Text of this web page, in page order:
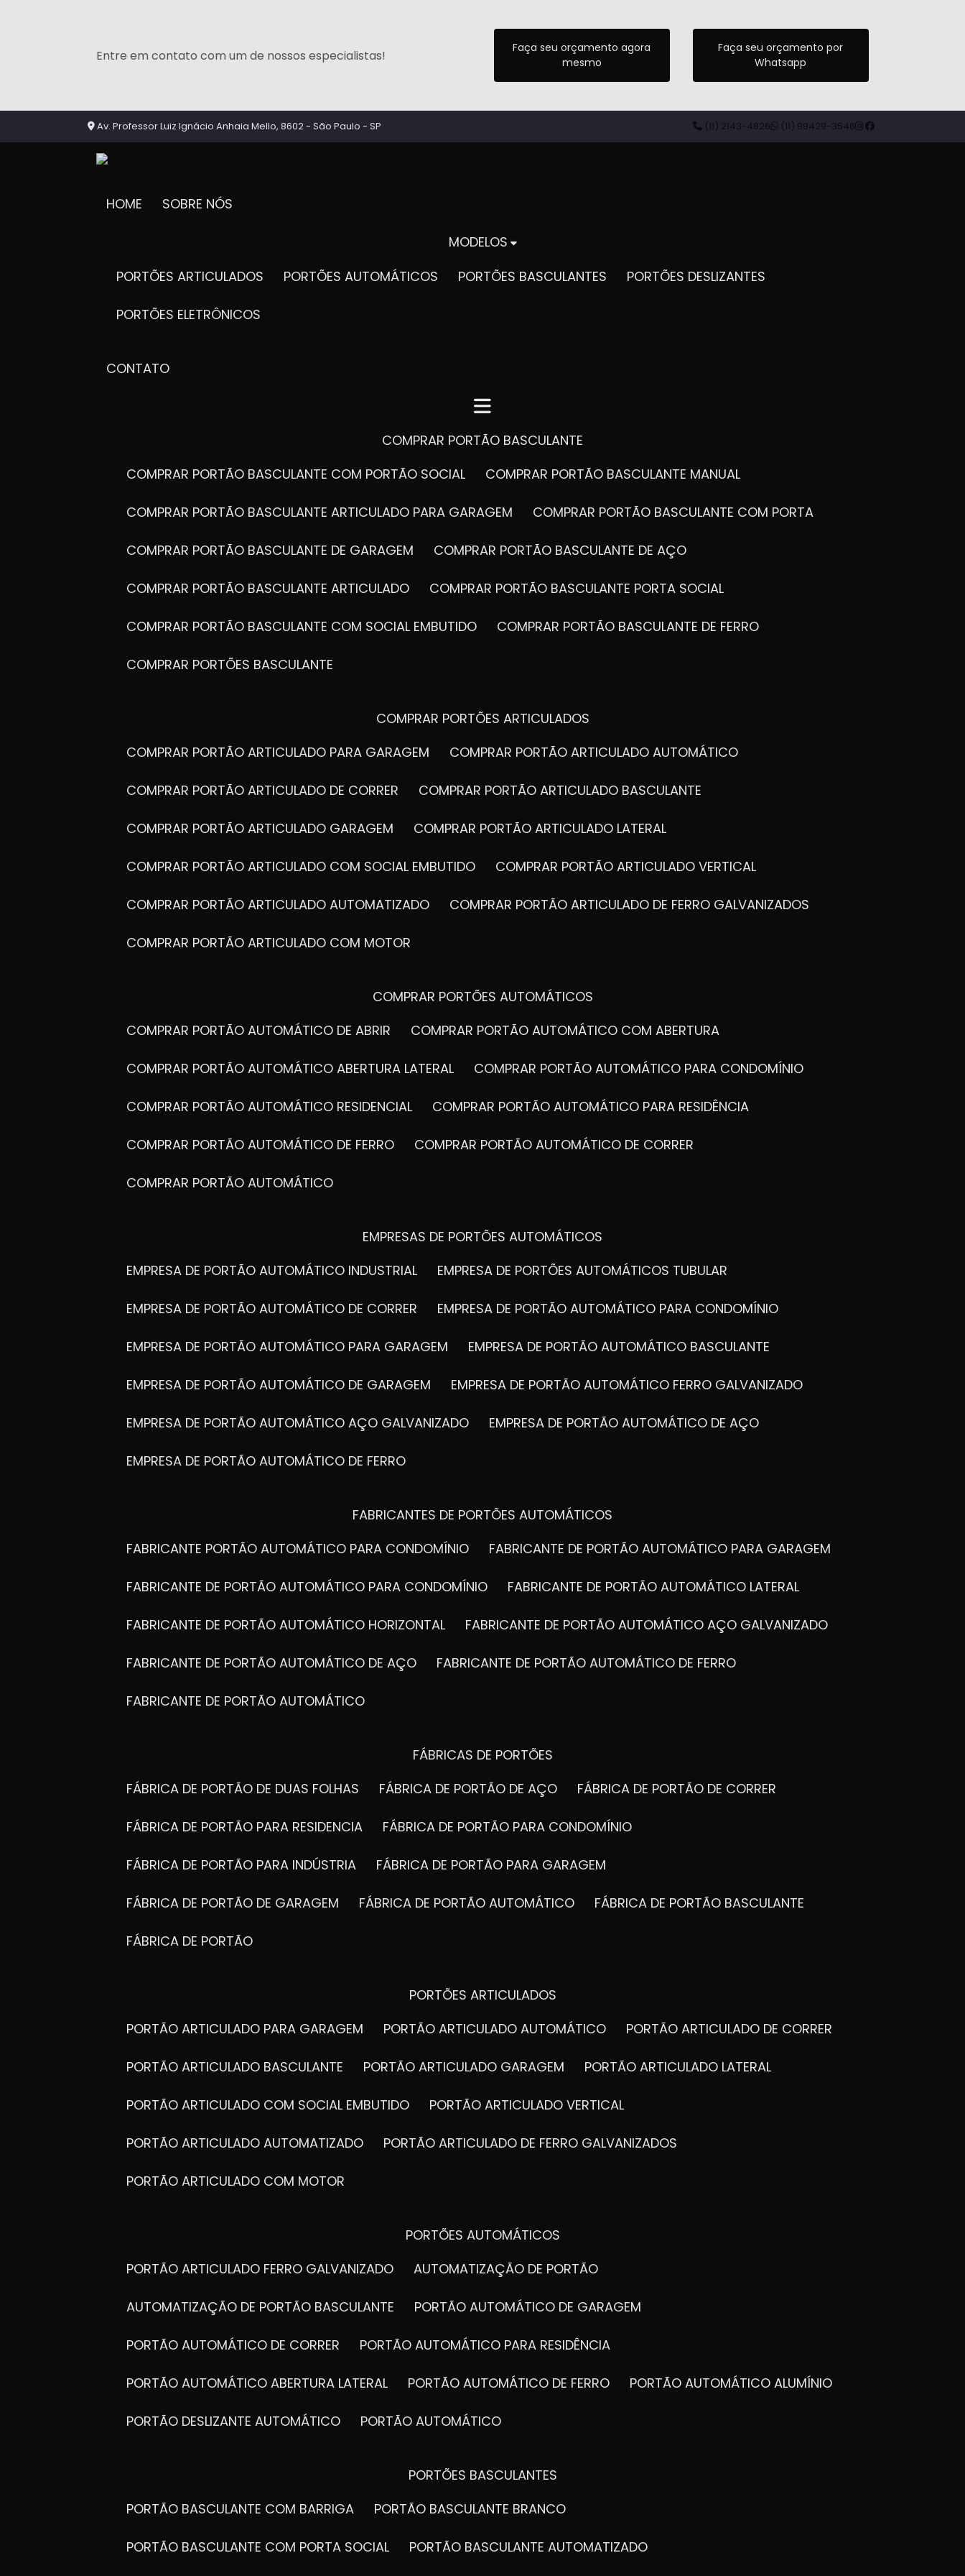
Entre em contato com um de nossos especialistas!
Faça seu orçamento agora
mesmo
Faça seu orçamento por
Whatsapp
Av. Professor Luiz Ignácio Anhaia Mello, 8602 - São Paulo - SP (11) 2143-4826 (11) 99429-3546
HOME SOBRE NÓS
MODELOS
PORTÕES ARTICULADOS
PORTÕES AUTOMÁTICOS PORTÕES BASCULANTES PORTÕES DESLIZANTES
PORTÕES ELETRÔNICOS
CONTATO
COMPRAR PORTÃO BASCULANTE
COMPRAR PORTÃO BASCULANTE COM PORTÃO SOCIAL
COMPRAR PORTÃO BASCULANTE MANUAL
COMPRAR PORTÃO BASCULANTE ARTICULADO PARA GARAGEM COMPRAR PORTÃO BASCULANTE COM PORTA
COMPRAR PORTÃO BASCULANTE DE GARAGEM COMPRAR PORTÃO BASCULANTE DE AÇO
COMPRAR PORTÃO BASCULANTE ARTICULADO COMPRAR PORTÃO BASCULANTE PORTA SOCIAL
COMPRAR PORTÃO BASCULANTE COM SOCIAL EMBUTIDO COMPRAR PORTÃO BASCULANTE DE FERRO
COMPRAR PORTÕES BASCULANTE
COMPRAR PORTÕES ARTICULADOS
COMPRAR PORTÃO ARTICULADO PARA GARAGEM
COMPRAR PORTÃO ARTICULADO AUTOMÁTICO
COMPRAR PORTÃO ARTICULADO DE CORRER COMPRAR PORTÃO ARTICULADO BASCULANTE
COMPRAR PORTÃO ARTICULADO GARAGEM COMPRAR PORTÃO ARTICULADO LATERAL
COMPRAR PORTÃO ARTICULADO COM SOCIAL EMBUTIDO COMPRAR PORTÃO ARTICULADO VERTICAL
COMPRAR PORTÃO ARTICULADO AUTOMATIZADO COMPRAR PORTÃO ARTICULADO DE FERRO GALVANIZADOS
COMPRAR PORTÃO ARTICULADO COM MOTOR
COMPRAR PORTÕES AUTOMÁTICOS
COMPRAR PORTÃO AUTOMÁTICO DE ABRIR
COMPRAR PORTÃO AUTOMÁTICO COM ABERTURA
COMPRAR PORTÃO AUTOMÁTICO ABERTURA LATERAL COMPRAR PORTÃO AUTOMÁTICO PARA CONDOMÍNIO
COMPRAR PORTÃO AUTOMÁTICO RESIDENCIAL COMPRAR PORTÃO AUTOMÁTICO PARA RESIDÊNCIA
COMPRAR PORTÃO AUTOMÁTICO DE FERRO COMPRAR PORTÃO AUTOMÁTICO DE CORRER
COMPRAR PORTÃO AUTOMÁTICO
EMPRESAS DE PORTÕES AUTOMÁTICOS
EMPRESA DE PORTÃO AUTOMÁTICO INDUSTRIAL
EMPRESA DE PORTÕES AUTOMÁTICOS TUBULAR
EMPRESA DE PORTÃO AUTOMÁTICO DE CORRER EMPRESA DE PORTÃO AUTOMÁTICO PARA CONDOMÍNIO
EMPRESA DE PORTÃO AUTOMÁTICO PARA GARAGEM EMPRESA DE PORTÃO AUTOMÁTICO BASCULANTE
EMPRESA DE PORTÃO AUTOMÁTICO DE GARAGEM EMPRESA DE PORTÃO AUTOMÁTICO FERRO GALVANIZADO
EMPRESA DE PORTÃO AUTOMÁTICO AÇO GALVANIZADO EMPRESA DE PORTÃO AUTOMÁTICO DE AÇO
EMPRESA DE PORTÃO AUTOMÁTICO DE FERRO
FABRICANTES DE PORTÕES AUTOMÁTICOS
FABRICANTE PORTÃO AUTOMÁTICO PARA CONDOMÍNIO
FABRICANTE DE PORTÃO AUTOMÁTICO PARA GARAGEM
FABRICANTE DE PORTÃO AUTOMÁTICO PARA CONDOMÍNIO FABRICANTE DE PORTÃO AUTOMÁTICO LATERAL
FABRICANTE DE PORTÃO AUTOMÁTICO HORIZONTAL FABRICANTE DE PORTÃO AUTOMÁTICO AÇO GALVANIZADO
FABRICANTE DE PORTÃO AUTOMÁTICO DE AÇO FABRICANTE DE PORTÃO AUTOMÁTICO DE FERRO
FABRICANTE DE PORTÃO AUTOMÁTICO
FÁBRICAS DE PORTÕES
FÁBRICA DE PORTÃO DE DUAS FOLHAS
FÁBRICA DE PORTÃO DE AÇO FÁBRICA DE PORTÃO DE CORRER
FÁBRICA DE PORTÃO PARA RESIDENCIA FÁBRICA DE PORTÃO PARA CONDOMÍNIO
FÁBRICA DE PORTÃO PARA INDÚSTRIA FÁBRICA DE PORTÃO PARA GARAGEM
FÁBRICA DE PORTÃO DE GARAGEM FÁBRICA DE PORTÃO AUTOMÁTICO FÁBRICA DE PORTÃO BASCULANTE
FÁBRICA DE PORTÃO
PORTÕES ARTICULADOS
PORTÃO ARTICULADO PARA GARAGEM
PORTÃO ARTICULADO AUTOMÁTICO PORTÃO ARTICULADO DE CORRER
PORTÃO ARTICULADO BASCULANTE PORTÃO ARTICULADO GARAGEM PORTÃO ARTICULADO LATERAL
PORTÃO ARTICULADO COM SOCIAL EMBUTIDO PORTÃO ARTICULADO VERTICAL
PORTÃO ARTICULADO AUTOMATIZADO PORTÃO ARTICULADO DE FERRO GALVANIZADOS
PORTÃO ARTICULADO COM MOTOR
PORTÕES AUTOMÁTICOS
PORTÃO ARTICULADO FERRO GALVANIZADO
AUTOMATIZAÇÃO DE PORTÃO
AUTOMATIZAÇÃO DE PORTÃO BASCULANTE PORTÃO AUTOMÁTICO DE GARAGEM
PORTÃO AUTOMÁTICO DE CORRER PORTÃO AUTOMÁTICO PARA RESIDÊNCIA
PORTÃO AUTOMÁTICO ABERTURA LATERAL PORTÃO AUTOMÁTICO DE FERRO PORTÃO AUTOMÁTICO ALUMÍNIO
PORTÃO DESLIZANTE AUTOMÁTICO PORTÃO AUTOMÁTICO
PORTÕES BASCULANTES
PORTÃO BASCULANTE COM BARRIGA
PORTÃO BASCULANTE BRANCO
PORTÃO BASCULANTE COM PORTA SOCIAL PORTÃO BASCULANTE AUTOMATIZADO